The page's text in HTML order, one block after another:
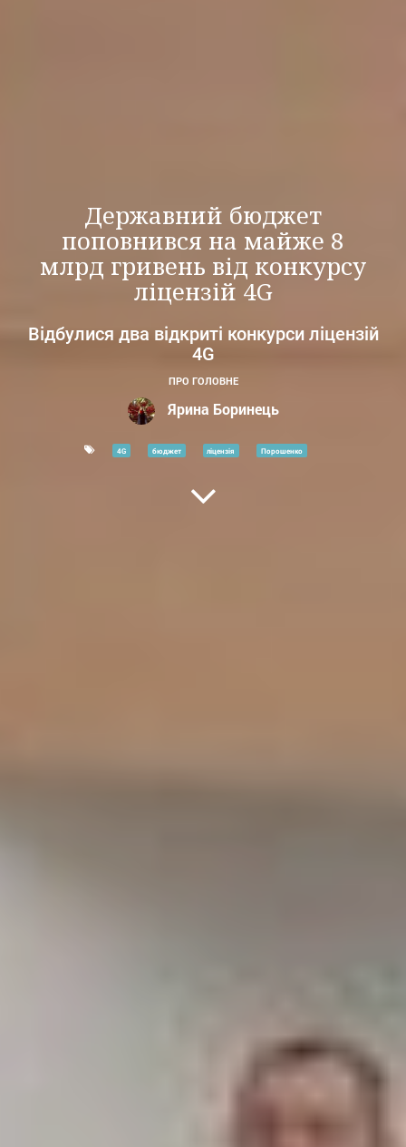
Державний бюджет
поповнився на майже 8
млрд гривень від конкурсу
ліцензій 4G
Відбулися два відкриті конкурси ліцензій
4G
ПРО ГОЛОВНЕ
Ярина Боринець
4G бюджет ліцензія Порошенко